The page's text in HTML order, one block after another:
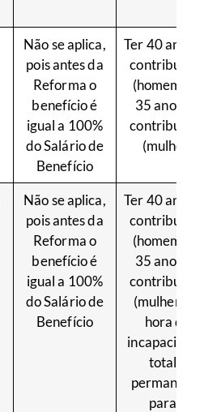
Não se aplica,
pois antes da
Reforma o
benefício é
igual a 100%
do Salário de
Benefício
Ter 40 anos de
contribuição
(homem) ou
35 anos de
contribuição
(mulher)
Não se aplica,
pois antes da
Reforma o
benefício é
igual a 100%
do Salário de
Benefício
Ter 40 anos de
contribuição
(homem) ou
35 anos de
contribuição
(mulher) na
hora da
incapacidade
total e
permanente
para o